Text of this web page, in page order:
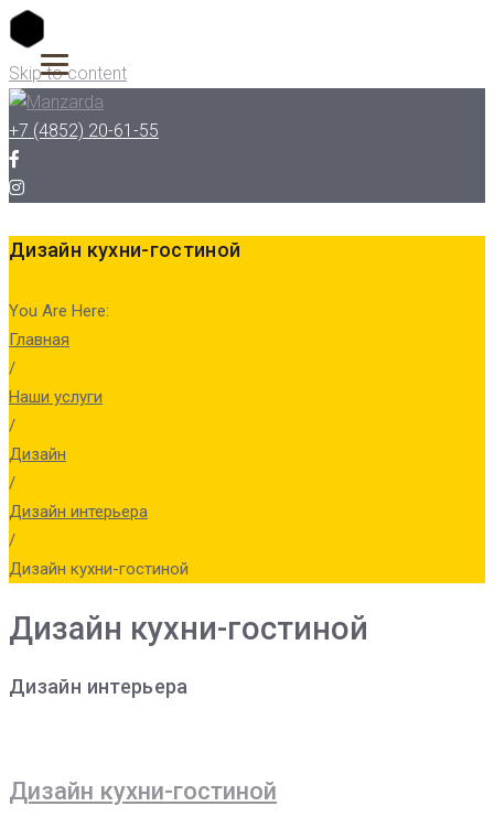
Skip to content
+7 (4852) 20-61-55
Дизайн кухни-гостиной
You Are Here:
Главная
/
Наши услуги
/
Дизайн
/
Дизайн интерьера
/
Дизайн кухни-гостиной
Дизайн кухни-гостиной
Дизайн интерьера
Дизайн кухни-гостиной